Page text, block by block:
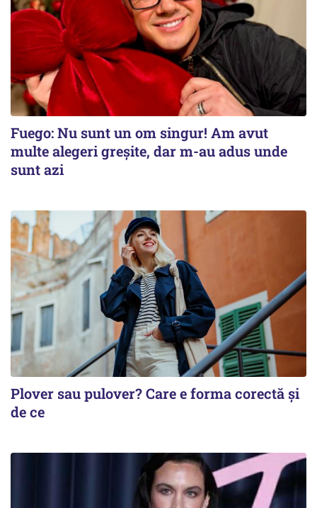
Fuego: Nu sunt un om singur! Am avut
multe alegeri greșite, dar m-au adus unde
sunt azi
Plover sau pulover? Care e forma corectă și
de ce